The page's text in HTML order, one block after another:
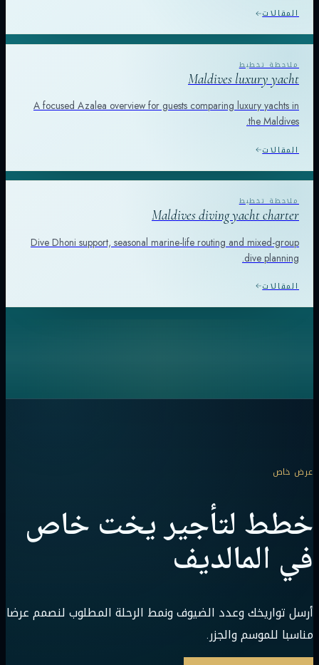
المقالات
Maldives luxury yacht
A focused Azalea overview for guests comparing luxury yachts in
the Maldives.
المقالات
Maldives diving yacht charter
Dive Dhoni support, seasonal marine-life routing and mixed-group
dive planning.
المقالات
عرض خاص
خطط لتأجير يخت خاص
في المالديف
أرسل تواريخك وعدد الضيوف ونمط الرحلة المطلوب لنصمم عرضا
مناسبا للموسم والجزر.